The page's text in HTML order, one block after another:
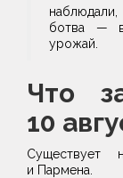
ботва —
урожай.
Что
10
Существует
и Пармена.